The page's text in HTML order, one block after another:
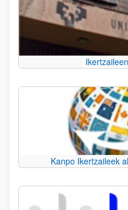
Kanpo Ikertzaileek